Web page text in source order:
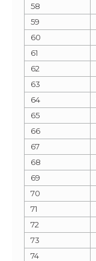
58
59
60
61
62
63
64
65
66
67
68
69
70
71
72
73
74